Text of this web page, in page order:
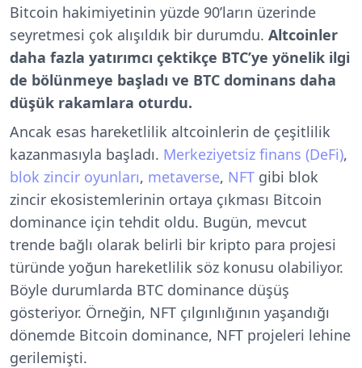
Bitcoin hakimiyetinin yüzde 90’ların üzerinde
seyretmesi çok alışıldık bir durumdu. Altcoinler
daha fazla yatırımcı çektikçe BTC’ye yönelik ilgi
de bölünmeye başladı ve BTC dominans daha
düşük rakamlara oturdu.
Ancak esas hareketlilik altcoinlerin de çeşitlilik
kazanmasıyla başladı. Merkeziyetsiz finans (DeFi),
blok zincir oyunları, metaverse, NFT gibi blok
zincir ekosistemlerinin ortaya çıkması Bitcoin
dominance için tehdit oldu. Bugün, mevcut
trende bağlı olarak belirli bir kripto para projesi
türünde yoğun hareketlilik söz konusu olabiliyor.
Böyle durumlarda BTC dominance düşüş
gösteriyor. Örneğin, NFT çılgınlığının yaşandığı
dönemde Bitcoin dominance, NFT projeleri lehine
gerilemişti.